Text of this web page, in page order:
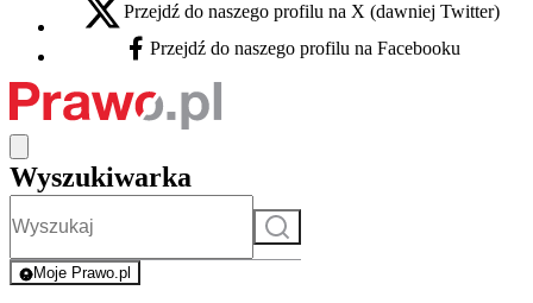
X - otwiera się w nowej karcie
Przejdź do naszego profilu na X (dawniej Twitter)
Facebook - otwiera się w nowej karcie
Przejdź do naszego profilu na Facebooku
Wyszukiwarka
Szukaj
Moje Prawo.pl
- rejestracja i logowanie do serwisu